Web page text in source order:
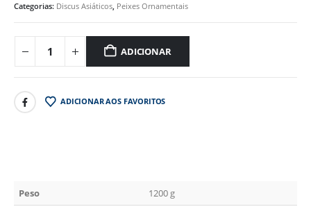
Categorias: Discus Asiáticos Peixes Ornamentais
ADICIONAR
ADICIONAR AOS FAVORITOS
Peso 1200 g